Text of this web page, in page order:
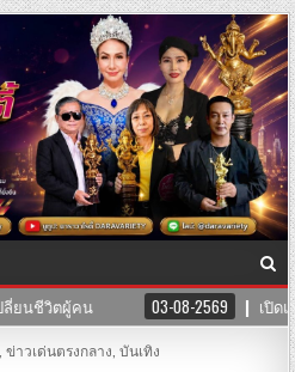
น 03-08-2569 เปิดแล้ว! คลินิก
ข่าวเด่นตรงกลาง บันเทิง